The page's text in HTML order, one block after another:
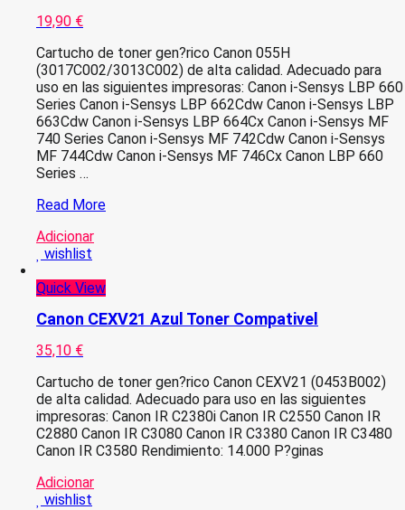
19,90 €
Cartucho de toner gen?rico Canon 055H
(3017C002/3013C002) de alta calidad. Adecuado para
uso en las siguientes impresoras: Canon i-Sensys LBP 660
Series Canon i-Sensys LBP 662Cdw Canon i-Sensys LBP
663Cdw Canon i-Sensys LBP 664Cx Canon i-Sensys MF
740 Series Canon i-Sensys MF 742Cdw Canon i-Sensys
MF 744Cdw Canon i-Sensys MF 746Cx Canon LBP 660
Series …
NO
–
Canon
Amarelo
Compativel
–
3017C002/3013C002
Read More
Adicionar
wishlist
Quick View
Canon CEXV21 Azul Toner Compativel
35,10 €
Cartucho de toner gen?rico Canon CEXV21 (0453B002)
de alta calidad. Adecuado para uso en las siguientes
impresoras: Canon IR C2380i Canon IR C2550 Canon IR
C2880 Canon IR C3080 Canon IR C3380 Canon IR C3480
Canon IR C3580 Rendimiento: 14.000 P?ginas
Adicionar
wishlist